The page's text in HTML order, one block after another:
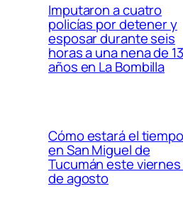
Imputaron a cuatro
policías por detener y
esposar durante seis
horas a una nena de 13
años en La Bombilla
Cómo estará el tiempo
en San Miguel de
Tucumán este viernes
de agosto